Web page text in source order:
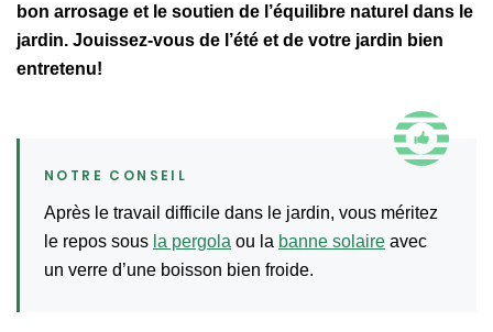
bon arrosage et le soutien de l’équilibre naturel dans le
jardin. Jouissez-vous de l’été et de votre jardin bien
entretenu!
Après le travail difficile dans le jardin, vous méritez
le repos sous la pergola ou la banne solaire avec
un verre d’une boisson bien froide.